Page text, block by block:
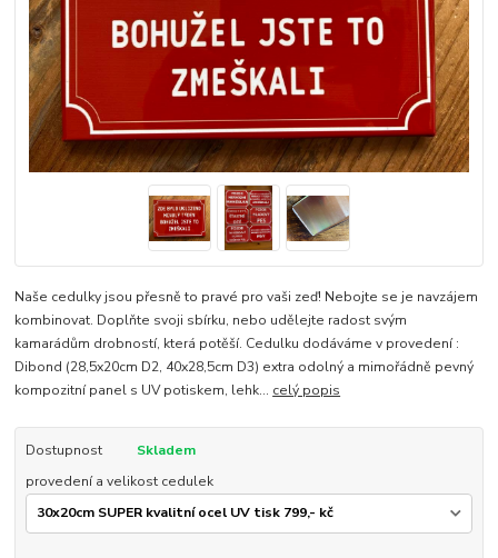
Naše cedulky jsou přesně to pravé pro vaši zeď! Nebojte se je navzájem
kombinovat. Doplňte svoji sbírku, nebo udělejte radost svým
kamarádům drobností, která potěší. Cedulku dodáváme v provedení :
Dibond (28,5x20cm D2, 40x28,5cm D3) extra odolný a mimořádně pevný
kompozitní panel s UV potiskem, lehk... celý popis
Dostupnost
Skladem
provedení a velikost cedulek